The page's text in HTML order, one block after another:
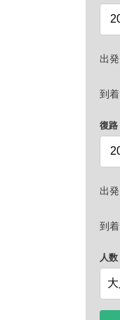
出発
到着
復路
出発
到着
人数